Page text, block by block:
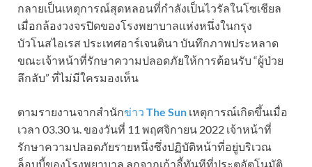
กลายเป็นเหตุการณ์สุดหลอนที่กำลังเป็นไวรัลในโซเชียล
เมื่อกล้องวงจรปิดของโรงพยาบาลแห่งหนึ่งในกรุง
บัวโนสไอเรส ประเทศอาร์เจนตินา บันทึกภาพประหลาด
ขณะเจ้าหน้าที่รักษาความปลอดภัยให้การต้อนรับ “ผู้ป่วย
ลึกลับ” ที่ไม่มีใครมองเห็น
ตามรายงานจากสำนักข่าว The Sun เหตุการณ์เกิดขึ้นเมื่อ
เวลา 03.30 น. ของวันที่ 11 พฤศจิกายน 2022 เจ้าหน้าที่
รักษาความปลอดภัยรายหนึ่งซึ่งปฏิบัติหน้าที่อยู่บริเวณ
ล็อบบี้ของโรงพยาบาล ลุกจากเก้าอี้ทันทีที่ประตูอัตโนมัติ